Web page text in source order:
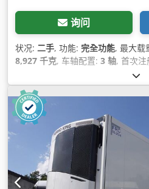
询问
状况: 二手, 功能: 完全功能, 最大载
8,927 千克, 车轴配置: 3 轴, 首次注
, 悬挂系统:
2019, 设备:制冷单元, 动力转向,